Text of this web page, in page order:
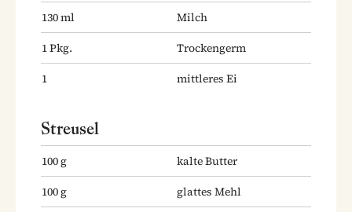
130ml
Milch
1Pkg.
Trockengerm
1
mittleres Ei
Streusel
100g
kalte Butter
100g
glattes Mehl